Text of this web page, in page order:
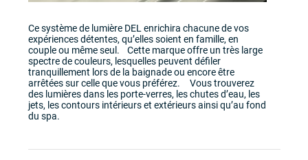
Ce système de lumière DEL enrichira chacune de vos
expériences détentes, qu’elles soient en famille, en
couple ou même seul. Cette marque offre un très large
spectre de couleurs, lesquelles peuvent défiler
tranquillement lors de la baignade ou encore être
arrêtées sur celle que vous préférez. Vous trouverez
des lumières dans les porte-verres, les chutes d’eau, les
jets, les contours intérieurs et extérieurs ainsi qu’au fond
du spa.